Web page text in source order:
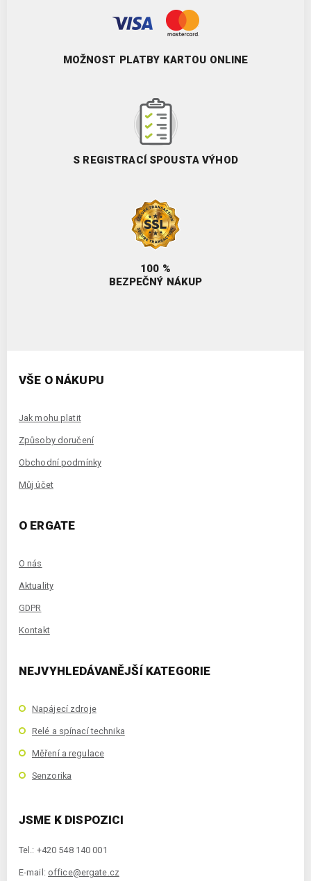
MOŽNOST PLATBY KARTOU ONLINE
S REGISTRACÍ SPOUSTA VÝHOD
100 %
BEZPEČNÝ NÁKUP
VŠE O NÁKUPU
Jak mohu platit
Způsoby doručení
Obchodní podmínky
Můj účet
O ERGATE
O nás
Aktuality
GDPR
Kontakt
NEJVYHLEDÁVANĚJŠÍ KATEGORIE
Napájecí zdroje
Relé a spínací technika
Měření a regulace
Senzorika
JSME K DISPOZICI
Tel.: +420 548 140 001
E-mail: office@ergate.cz